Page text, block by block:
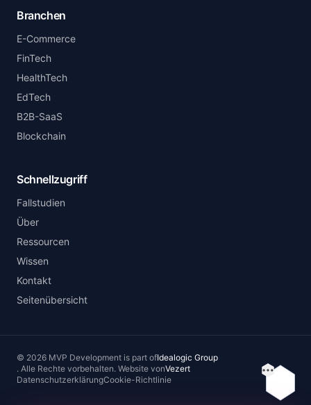
Branchen
E-Commerce
FinTech
HealthTech
EdTech
B2B-SaaS
Blockchain
Schnellzugriff
Fallstudien
Über
Ressourcen
Wissen
Kontakt
Seitenübersicht
© 2026 MVP Development is part ofIdealogic Group
. Alle Rechte vorbehalten. Website vonVezert
DatenschutzerklärungCookie-Richtlinie